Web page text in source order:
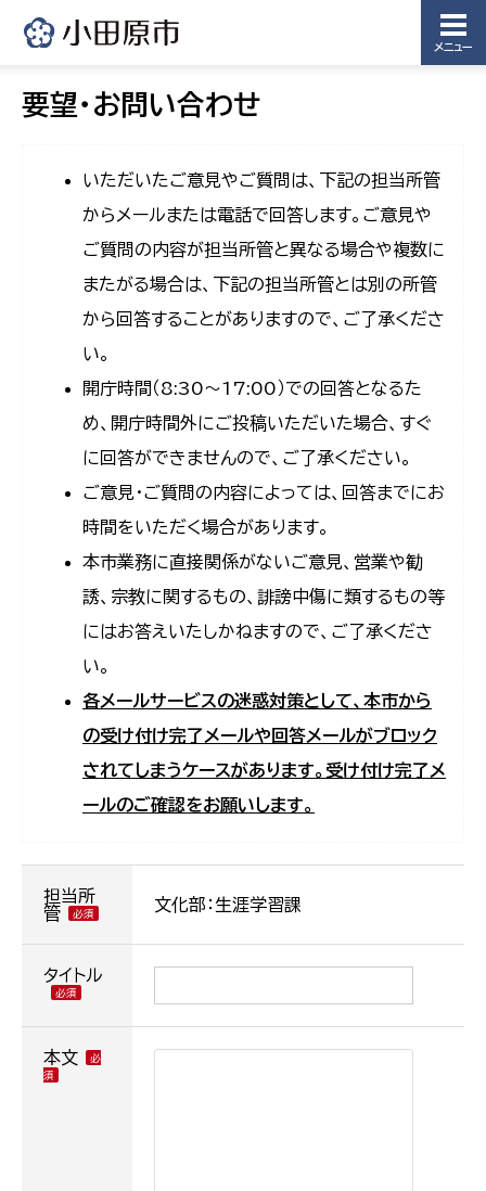
メニュー
要望・お問い合わせ
いただいたご意見やご質問は、下記の担当所管
からメールまたは電話で回答します。ご意見や
ご質問の内容が担当所管と異なる場合や複数に
またがる場合は、下記の担当所管とは別の所管
から回答することがありますので、ご了承くださ
い。
開庁時間（8:30〜17:00）での回答となるた
め、開庁時間外にご投稿いただいた場合、すぐ
に回答ができませんので、ご了承ください。
ご意見・ご質問の内容によっては、回答までにお
時間をいただく場合があります。
本市業務に直接関係がないご意見、営業や勧
誘、宗教に関するもの、誹謗中傷に類するもの等
にはお答えいたしかねますので、ご了承くださ
い。
各メールサービスの迷惑対策として、本市から
の受け付け完了メールや回答メールがブロック
されてしまうケースがあります。受け付け完了メ
ールのご確認をお願いします。
担当所
管
文化部：生涯学習課
タイトル
本文